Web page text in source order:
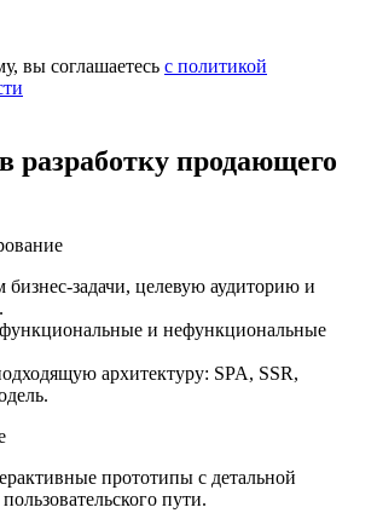
вы соглашаетесь с политикой
разработку продающего
бизнес-задачи, целевую аудиторию и
и нефункциональные
архитектуру: SPA, SSR,
прототипы с детальной
пути.